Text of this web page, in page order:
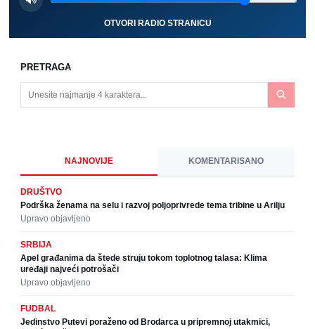
OTVORI RADIO STRANICU
PRETRAGA
NAJNOVIJE KOMENTARISANO
DRUŠTVO
Podrška ženama na selu i razvoj poljoprivrede tema tribine u Arilju
Upravo objavljeno
SRBIJA
Apel građanima da štede struju tokom toplotnog talasa: Klima
uređaji najveći potrošači
Upravo objavljeno
FUDBAL
Jedinstvo Putevi poraženo od Brodarca u pripremnoj utakmici,